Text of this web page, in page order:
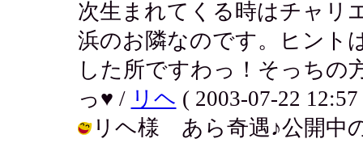
次生まれてくる時はチャ
浜のお隣なのです。ヒント
した所ですわっ！そっちの
っ♥ / リヘ ( 2003-07-22 12:57
リヘ様 あら奇遇♪公開中